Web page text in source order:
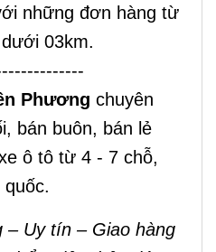
những đơn hàng từ
03km.
Phương chuyên
bán buôn, bán lẻ
ô tô từ 4 - 7 chỗ,
– Uy tín – Giao hàng